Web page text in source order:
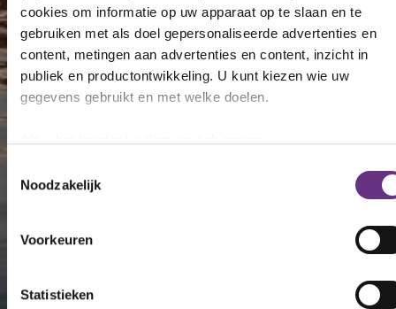
cookies om informatie op uw apparaat op te slaan en te
gebruiken met als doel gepersonaliseerde advertenties en
content, metingen aan advertenties en content, inzicht in
publiek en productontwikkeling. U kunt kiezen wie uw
gegevens gebruikt en met welke doelen.
die tot een paar meter nauwkeurig kan zijn
kunt uw toestemming op elk moment wijzigen of intrekken in
Noodzakelijk
Voorkeuren
Statistieken